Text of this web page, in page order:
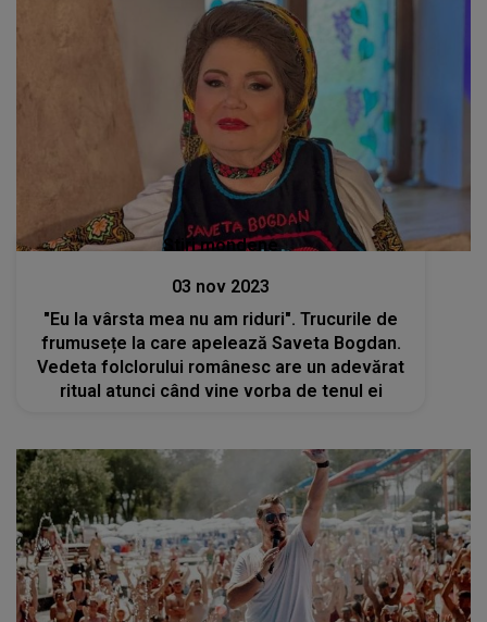
Stiri mondene
03 nov 2023
"Eu la vârsta mea nu am riduri". Trucurile de
frumusețe la care apelează Saveta Bogdan.
Vedeta folclorului românesc are un adevărat
ritual atunci când vine vorba de tenul ei